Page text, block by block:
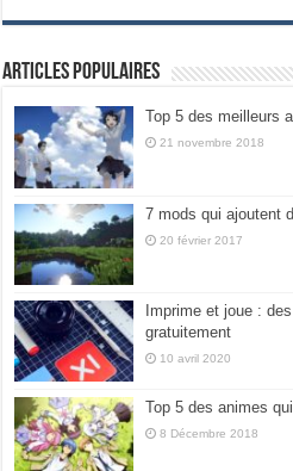
Articles populaires
Top 5 des meilleurs
21 novembre 2018
7 mods qui ajoutent
20 février 2017
Imprime et joue :
gratuitement
10 avril 2020
Top 5 des animes
8 Décembre 2018